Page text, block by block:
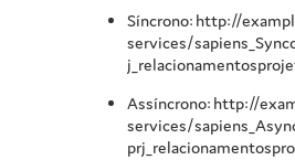
Síncrono: http://
services/
Assíncrono: http://
services/